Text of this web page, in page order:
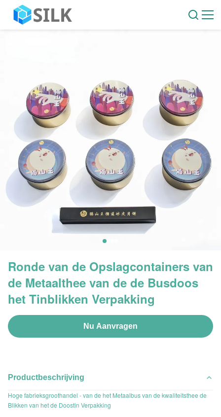
Ronde van de Opslagcontainers van
de Metaalthee van de de Busdoos
het Tinblikken Verpakking
Nu Aanvragen
Productbeschrijving
Hoge fabrieksgroothandel - van de het Metaalbus van de kwaliteitsthee de
Blikken van het de Doostin Verpakking